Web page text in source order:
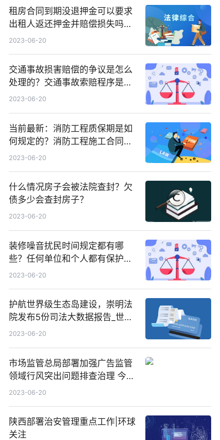
租房合同到期没退押金可以要求
出租人返还押金并赔偿损失吗？
租房合同到期没退押金怎么办？
2023-06-20
交通事故损害赔偿的争议是怎么
处理的？交通事故索赔程序是什
么？_环球要闻
2023-06-20
当前最新：消防工程质保期是如
何规定的？消防工程施工合同的
注意事项
2023-06-20
什么情况房子会被法院查封？欠
债多少会查封房子？
2023-06-20
装修噪音扰民时间规定都有哪
些？任何单位和个人都有保护声
环境的义务吗？
2023-06-20
护航世界级生态岛建设，崇明法
院发布5份司法大数据报告_世界
热闻
2023-06-20
市场监管总局部署加强广告监管
领域行风突出问题排查治理 今热
点
2023-06-20
陕西部署治安管理重点工作|环球
关注